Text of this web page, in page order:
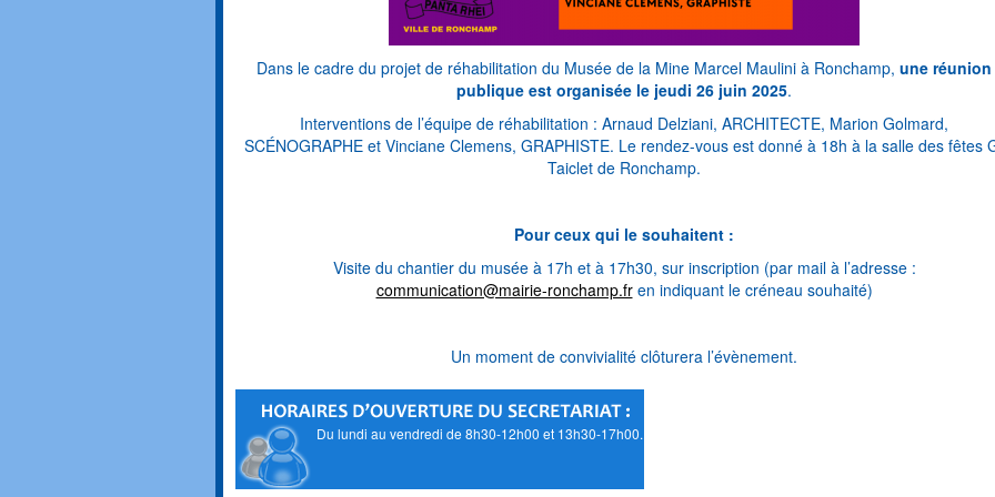
Dans le cadre du projet de réhabilitation du Musée de la Mine Marcel Maulini à Ronchamp, une réunion
publique est organisée le jeudi 26 juin 2025.
Interventions de l’équipe de réhabilitation : Arnaud Delziani, ARCHITECTE, Marion Golmard,
SCÉNOGRAPHE et Vinciane Clemens, GRAPHISTE. Le rendez-vous est donné à 18h à la salle des fêtes
Taiclet de Ronchamp.
Pour ceux qui le souhaitent :
Visite du chantier du musée à 17h et à 17h30, sur inscription (par mail à l’adresse :
communication@mairie-ronchamp.fren indiquant le créneau souhaité)
Un moment de convivialité clôturera l’évènement.
Du lundi au vendredi de 8h30-12h00 et 13h30-17h00.